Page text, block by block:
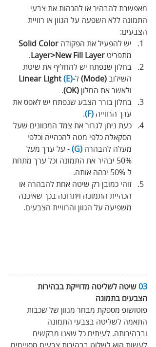
מאפשרת להבהיר או להכהות את צבעי
התמונה ללא השפעה על הגוון או רוויית
הצבעים:
יש להפעיל את הפקודה Solid Color
מתפריט Layer>New Fill Layer
.
בחלון שנפתח יש להחליף את שיטת
השילוב (Mode) ל-Linear Light
(E)
ולאשר את החלון (OK)
.
בחלון בורר הצבע שנפתח יש לאפס את
ערך הרווייה (F)
.
כעת ניתן לגרור את צמד המכוונים שעל
הסקאלה כלפי מטה להכהייה וכלפי
מעלה להבהרה (G)
- על ערך מעל
50% יבהיר את התמונה וכל ערך מתחת
ל-50% יכהה אותה.
זוהי כמובן רק שיטה אחת להבהרה או
הכהיית התמונה ויתרונה בכך שאיננה
משפיעה על הגוון והרוויית הצבעים.
03 שיטה לשליטה מדוייקת בבהירות
הצבעים בתמונה
פוטושופ מספקת מבחר מגוון של שכבות
התאמה לשליטה בצבעי התמונה
ובבהירותה. לעיתים כל שאנו מבקשים